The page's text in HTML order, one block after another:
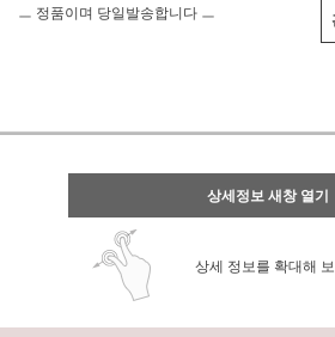
ㅡ 정품이며 당일발송합니다 ㅡ
상세정보 새창 열기
상세 정보를 확대해